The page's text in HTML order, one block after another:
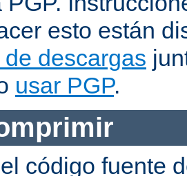
esto están
descargas
usar PGP.
código fuente